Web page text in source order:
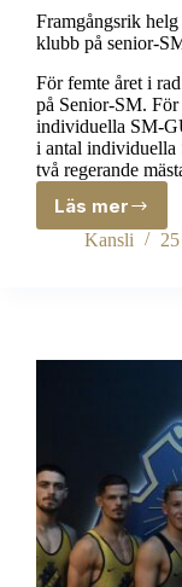
Framgångsrik
klubb på senior-
För femte året i
på Senior-SM. För
individuella SM-
i antal individuella
två regerande
Läs mer
helg
senior-
Kansli